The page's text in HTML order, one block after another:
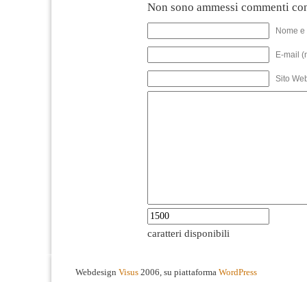
Non sono ammessi commenti
Nome
E-mail
Sito
caratteri disponibili
Webdesign Visus 2006, su piattaforma WordPress